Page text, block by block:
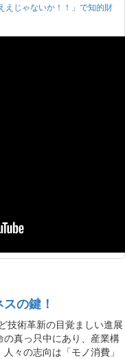
じゃないか！！」で知的財
の鍵！
技術革新の目覚ましい進展
真っ只中にあり、産業構
々の志向は「モノ消費」